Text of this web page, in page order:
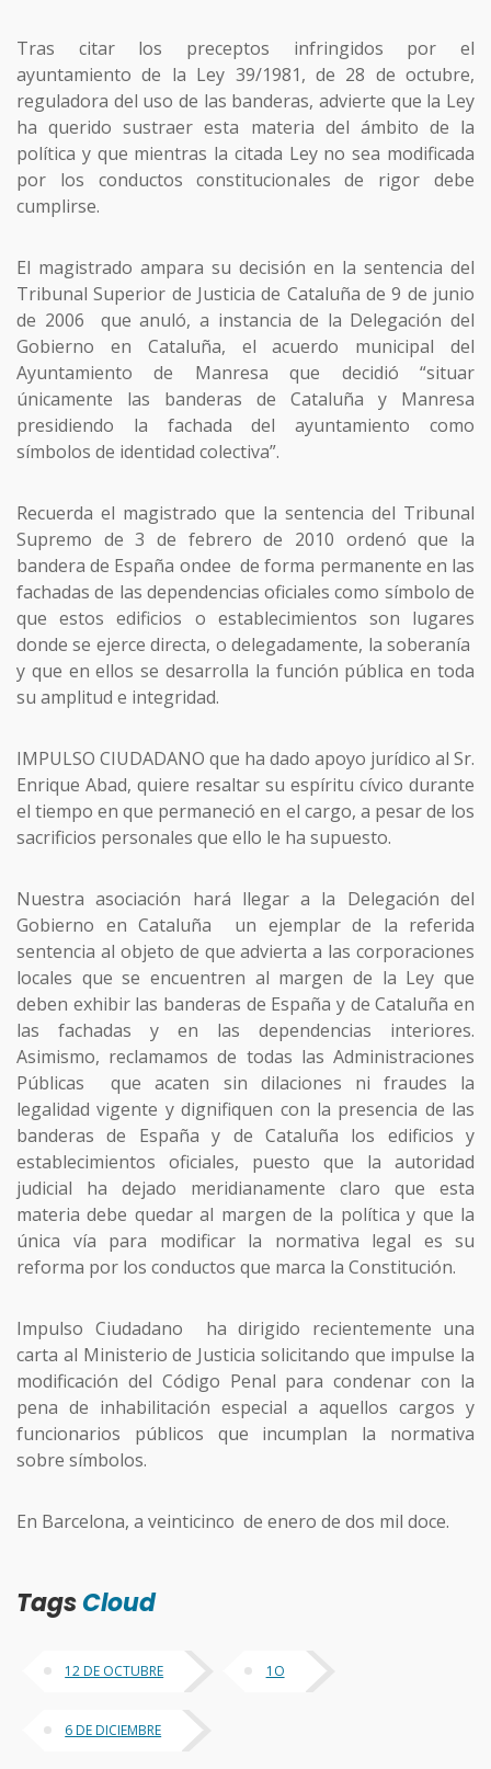
Tras citar los preceptos infringidos por el
ayuntamiento de la Ley 39/1981, de 28 de octubre,
reguladora del uso de las banderas, advierte que la Ley
ha querido sustraer esta materia del ámbito de la
política y que mientras la citada Ley no sea modificada
por los conductos constitucionales de rigor debe
cumplirse.
El magistrado ampara su decisión en la sentencia del
Tribunal Superior de Justicia de Cataluña de 9 de junio
de 2006 que anuló, a instancia de la Delegación del
Gobierno en Cataluña, el acuerdo municipal del
Ayuntamiento de Manresa que decidió “situar
únicamente las banderas de Cataluña y Manresa
presidiendo la fachada del ayuntamiento como
símbolos de identidad colectiva”.
Recuerda el magistrado que la sentencia del Tribunal
Supremo de 3 de febrero de 2010 ordenó que la
bandera de España ondee de forma permanente en las
fachadas de las dependencias oficiales como símbolo de
que estos edificios o establecimientos son lugares
donde se ejerce directa, o delegadamente, la soberanía
y que en ellos se desarrolla la función pública en toda
su amplitud e integridad.
IMPULSO CIUDADANO que ha dado apoyo jurídico al Sr.
Enrique Abad, quiere resaltar su espíritu cívico durante
el tiempo en que permaneció en el cargo, a pesar de los
sacrificios personales que ello le ha supuesto.
Nuestra asociación hará llegar a la Delegación del
Gobierno en Cataluña un ejemplar de la referida
sentencia al objeto de que advierta a las corporaciones
locales que se encuentren al margen de la Ley que
deben exhibir las banderas de España y de Cataluña en
las fachadas y en las dependencias interiores.
Asimismo, reclamamos de todas las Administraciones
Públicas que acaten sin dilaciones ni fraudes la
legalidad vigente y dignifiquen con la presencia de las
banderas de España y de Cataluña los edificios y
establecimientos oficiales, puesto que la autoridad
judicial ha dejado meridianamente claro que esta
materia debe quedar al margen de la política y que la
única vía para modificar la normativa legal es su
reforma por los conductos que marca la Constitución.
Impulso Ciudadano ha dirigido recientemente una
carta al Ministerio de Justicia solicitando que impulse la
modificación del Código Penal para condenar con la
pena de inhabilitación especial a aquellos cargos y
funcionarios públicos que incumplan la normativa
sobre símbolos.
En Barcelona, a veinticinco de enero de dos mil doce.
TagsCloud
12 DE OCTUBRE 1O
6 DE DICIEMBRE